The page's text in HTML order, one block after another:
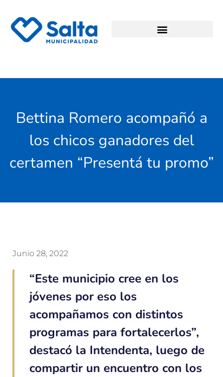
Bettina Romero acompañó a
los chicos ganadores del
certamen “Presentá tu promo”
Junio 28, 2022
“Este municipio cree en los
jóvenes por eso los
acompañamos con distintos
programas para fortalecerlos”,
destacó la Intendenta, luego de
compartir un encuentro con los